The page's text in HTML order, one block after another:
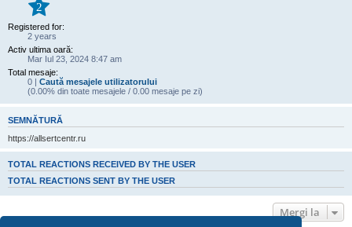
2
Registered for:
2 years
Activ ultima oară:
Mar Iul 23, 2024 8:47 am
Total mesaje:
0 | Caută mesajele utilizatorului
(0.00% din toate mesajele / 0.00 mesaje pe zi)
SEMNĂTURĂ
https://allsertcentr.ru
TOTAL REACTIONS RECEIVED BY THE USER
TOTAL REACTIONS SENT BY THE USER
Mergi la